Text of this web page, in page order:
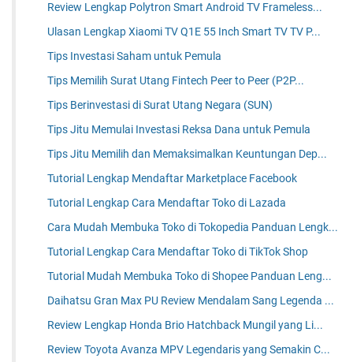
Review Lengkap Polytron Smart Android TV Frameless...
Ulasan Lengkap Xiaomi TV Q1E 55 Inch Smart TV TV P...
Tips Investasi Saham untuk Pemula
Tips Memilih Surat Utang Fintech Peer to Peer (P2P...
Tips Berinvestasi di Surat Utang Negara (SUN)
Tips Jitu Memulai Investasi Reksa Dana untuk Pemula
Tips Jitu Memilih dan Memaksimalkan Keuntungan Dep...
Tutorial Lengkap Mendaftar Marketplace Facebook
Tutorial Lengkap Cara Mendaftar Toko di Lazada
Cara Mudah Membuka Toko di Tokopedia Panduan Lengk...
Tutorial Lengkap Cara Mendaftar Toko di TikTok Shop
Tutorial Mudah Membuka Toko di Shopee Panduan Leng...
Daihatsu Gran Max PU Review Mendalam Sang Legenda ...
Review Lengkap Honda Brio Hatchback Mungil yang Li...
Review Toyota Avanza MPV Legendaris yang Semakin C...